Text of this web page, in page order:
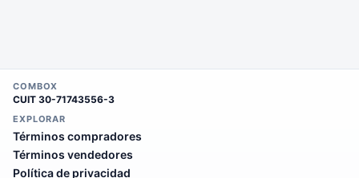
COMBOX
CUIT 30-71743556-3
EXPLORAR
Términos compradores
Términos vendedores
Política de privacidad